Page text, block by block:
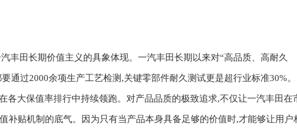
丰田长期价值主义的具象体现。 一汽丰田长期以来对“高品质、高耐久
要通过2000余项生产工艺检测,关键零部件耐久测试更是超行业标准30%。
各大保值率排行中持续领跑。对产品品质的极致追求,不仅让一汽丰田在
补贴机制的底气。因为只有当产品本身具备足够的价值时,才能够让用户